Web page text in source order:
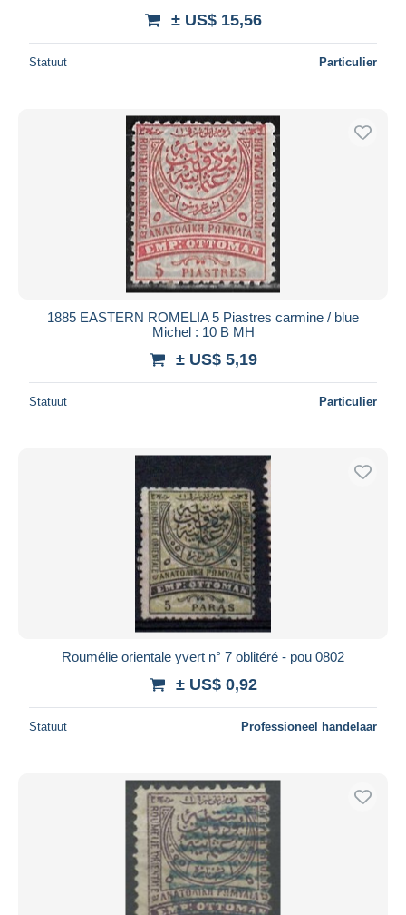
± US$ 15,56
Statuut Particulier
1885 EASTERN ROMELIA 5 Piastres carmine / blue
Michel : 10 B MH
± US$ 5,19
Statuut Particulier
Roumélie orientale yvert n° 7 oblitéré - pou 0802
± US$ 0,92
Statuut Professioneel handelaar